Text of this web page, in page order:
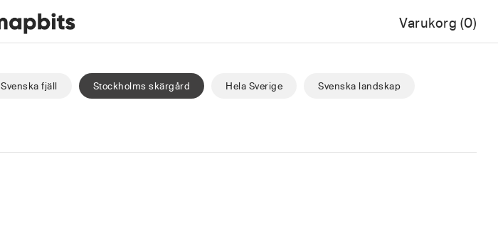
Varukorg 0
Svenska fjäll Stockholms skärgård Hela Sverige Svenska landskap